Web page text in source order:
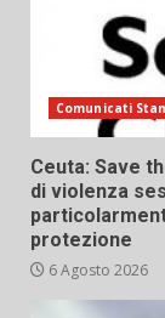
Comunicati
Ceuta: Save
di violenza
protezione
6 Agosto 2026